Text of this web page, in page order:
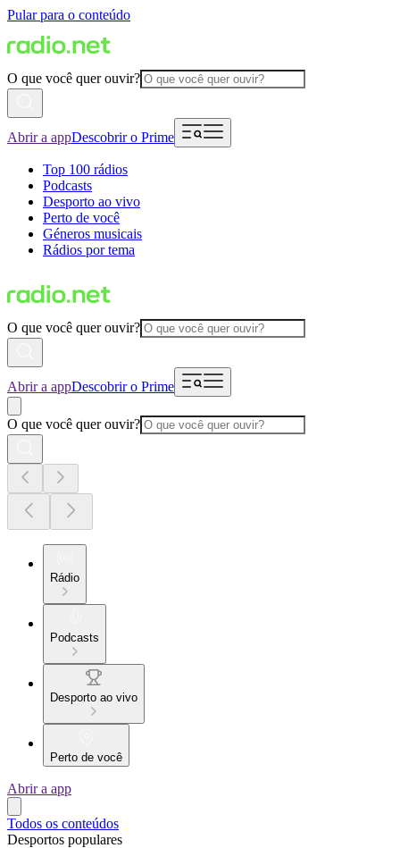
Pular para o conteúdo
O que você quer ouvir?
Abrir a appDescobrir o Prime
Top 100 rádios
Podcasts
Desporto ao vivo
Perto de você
Géneros musicais
Rádios por tema
O que você quer ouvir?
Abrir a appDescobrir o Prime
O que você quer ouvir?
Rádio
Podcasts
Desporto ao vivo
Perto de você
Abrir a app
Todos os conteúdos
Desportos populares